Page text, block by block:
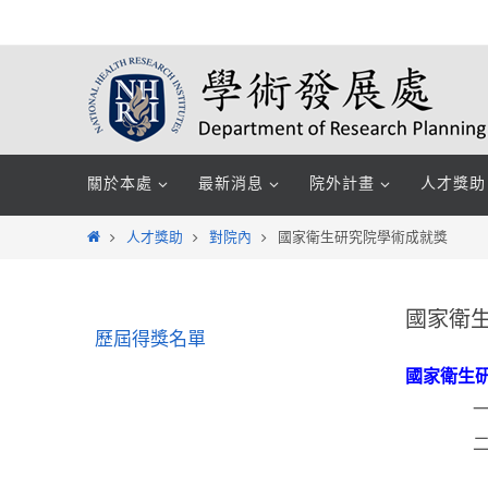
to
關於本處 最新消息 院外計畫 人才獎助
Home人才獎助 對院內 國家衛生研究院學術成就獎
國家衛
國家衛生
歷屆得獎名單